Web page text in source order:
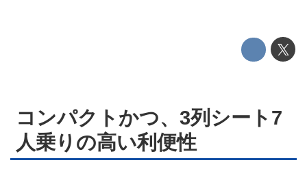
ライター名簿
お問い合せ
コンパクトかつ、3列シート7
人乗りの高い利便性